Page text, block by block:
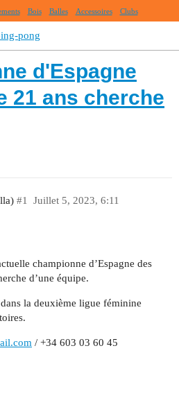
Bois Balles Accessoires Clubs
pong
d'Espagne
21 ans cherche
Juillet 5, 2023, 6:11
#1
championne d’Espagne des
d’une équipe.
la deuxième ligue féminine
/ +34 603 03 60 45